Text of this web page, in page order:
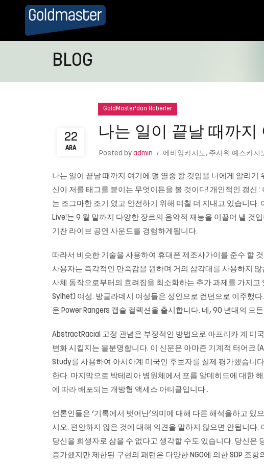
BLOG
22
ARA
GoldMaster'dan Haberler
나는 일이 끝날 때까지
Posted by admin 에비앙카지노, 주사위 예스카지
나는 일이 끝날 때까지 여기에 덜 열중 할 것임을 너에게 알리
신이 저를 태그를 붙이는 무엇이든을 볼 것이다! 개인적인 갱신
는 조그마한 조기 였고 안전하기 위해 며칠 더 지내고 있습니다.
Live!는 9 월 말까지 다양한 장르의 음악적 재능을 이끌어 낼 것
기찬 라이브 공연 사운드를 경험하게됩니다.
따라서 비슷한 기술을 사용하여 휴대폰 제조사가이를 준수 할
사용자는 즉각적인 만족감을 원하며 거의 삼각대를 사용하지
사체 동작으로부터의 흐려짐을 최소화하는 추가 과제를 가지고
Sylhet) 여성. 방글라데시 여성들은 성인으로 런던으로 이주했
운 Power Rangers 캡슐 컬렉션을 출시합니다. 네, 90 년대의 모
AbstractRacial 고정 관념은 부정적인 방법으로 아프리카 계 미
변화 시킬지는 불분명합니다. 이 신문은 아마존 기계적 터어크
Study를 사용하여 아시아계 미국인 후보자를 실제 평가했습니
한다. 마지막으로 박테리아 병원체에서 포름 알데히드에 대한
에 따라 배포되는 개방형 액세스 아티클입니다..
언론인들은 ‘기록에서 벗어난’의미에 대해 다른 해석을하고
시오. 편안하지 않은 것에 대해 의견을 말하지 않으면 안됩니다
당신을 희생자로 삼을 수 없다고 생각할 수도 있습니다. 당신은
증가했지만 제한된 구현의 패턴은 다양한 NGO에 의한 SDP 조